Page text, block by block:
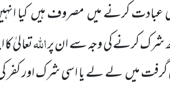
عبادت کرنے میں مصروف ہیں کیا
شرک کرنے کی وجہ سے ان پراللّٰہتعالیٰ
گرفت میں لے لے یا اسی شرک اور